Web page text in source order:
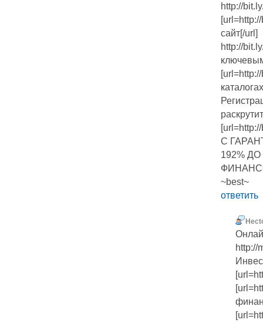
http://
сайт[/url]
http://
С
192%
~best~
ответить
http://